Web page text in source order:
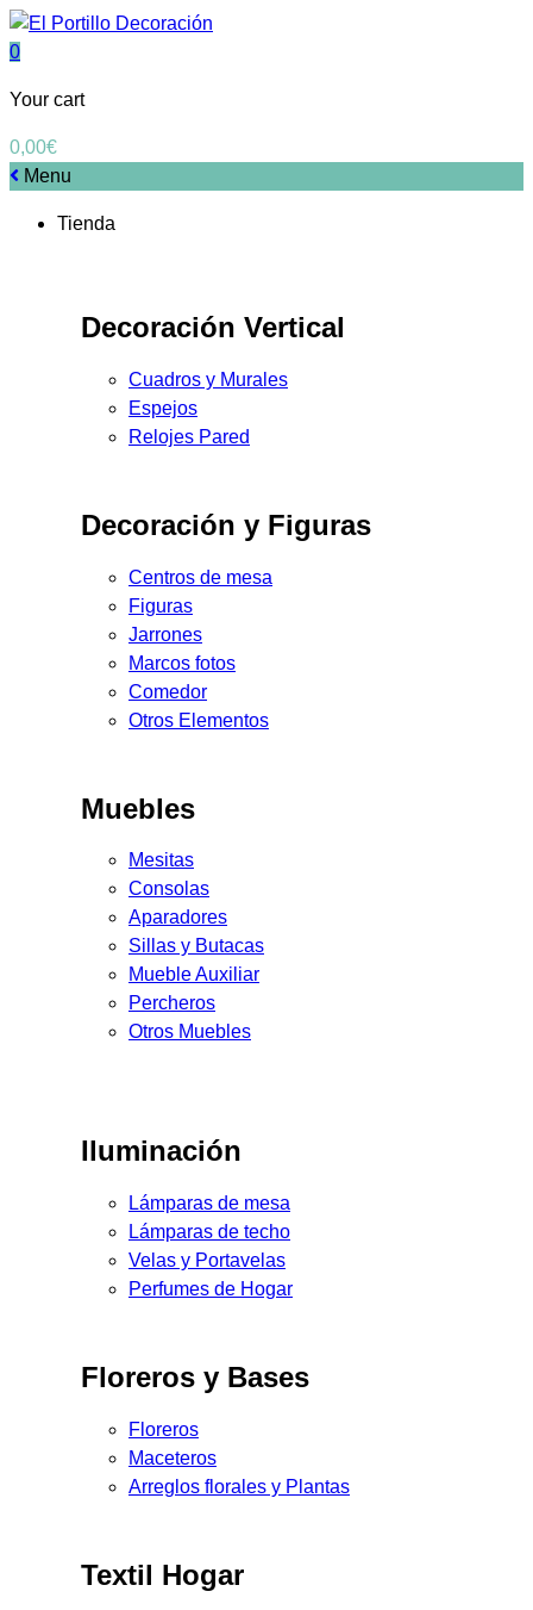
0
Your cart
0,00€
Menu
Tienda
Decoración Vertical
Cuadros y Murales
Espejos
Relojes Pared
Decoración y Figuras
Centros de mesa
Figuras
Jarrones
Marcos fotos
Comedor
Otros Elementos
Muebles
Mesitas
Consolas
Aparadores
Sillas y Butacas
Mueble Auxiliar
Percheros
Otros Muebles
Iluminación
Lámparas de mesa
Lámparas de techo
Velas y Portavelas
Perfumes de Hogar
Floreros y Bases
Floreros
Maceteros
Arreglos florales y Plantas
Textil Hogar